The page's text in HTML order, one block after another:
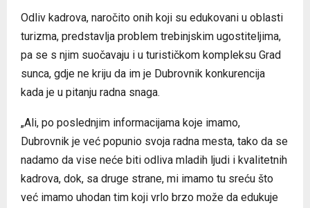
Odliv kadrova, naročito onih koji su edukovani u oblasti
turizma, predstavlja problem trebinjskim ugostiteljima,
pa se s njim suočavaju i u turističkom kompleksu Grad
sunca, gdje ne kriju da im je Dubrovnik konkurencija
kada je u pitanju radna snaga.
„Ali, po poslednjim informacijama koje imamo,
Dubrovnik je već popunio svoja radna mesta, tako da se
nadamo da vise neće biti odliva mladih ljudi i kvalitetnih
kadrova, dok, sa druge strane, mi imamo tu sreću što
već imamo uhodan tim koji vrlo brzo može da edukuje